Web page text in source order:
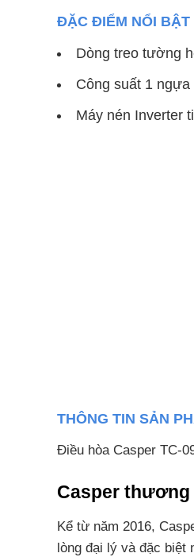
ĐẶC ĐIỂM NỔI BẬT
Dòng treo tường
Công suất 1
Máy nén Inverter
THÔNG TIN SẢN
Điều hòa Casper TC-
Casper thương
Kể từ năm 2016,
lòng đại lý và đặc biệt